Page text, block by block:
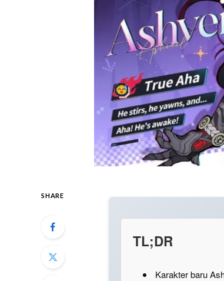
SHARE
TL;DR
Karakter baru